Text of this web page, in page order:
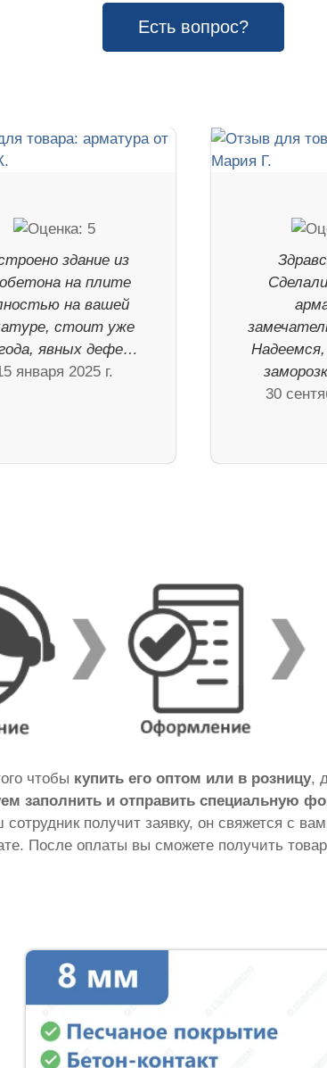
Есть вопрос?
здание из
на плите
на вашей
стоит уже
явных дефе…
января 2025 г.
30
чтобы купить его оптом или в розницу,
заполнить и отправить специальную
получит заявку, он свяжется с
После оплаты вы сможете получить